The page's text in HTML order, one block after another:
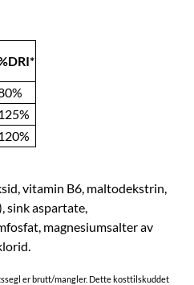
vitamin B6, maltodekstrin,
sink aspartate,
magnesiumsalter av
er brutt/mangler. Dette kosttilskuddet